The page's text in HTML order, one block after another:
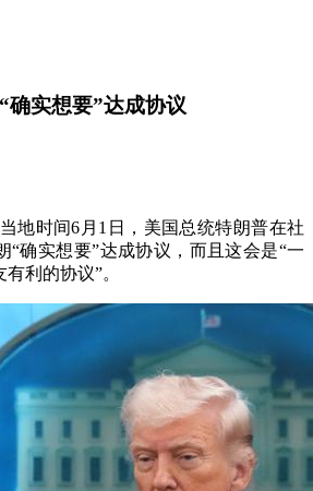
确实想要”达成协议
时间6月1日，美国总统特朗普在社
“确实想要”达成协议，而且这会是“一
利的协议”。